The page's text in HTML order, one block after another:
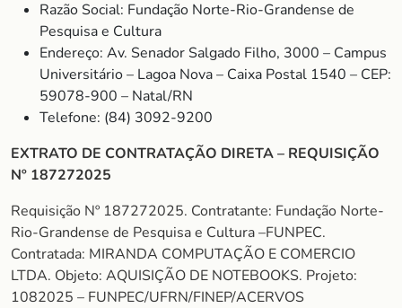
Razão Social: Fundação Norte-Rio-Grandense de
Pesquisa e Cultura
Endereço: Av. Senador Salgado Filho, 3000 – Campus
Universitário – Lagoa Nova – Caixa Postal 1540 – CEP:
59078-900 – Natal/RN
Telefone: (84) 3092-9200
EXTRATO DE CONTRATAÇÃO DIRETA – REQUISIÇÃO
Nº 187272025
Requisição Nº 187272025. Contratante: Fundação Norte-
Rio-Grandense de Pesquisa e Cultura –FUNPEC.
Contratada: MIRANDA COMPUTAÇÃO E COMERCIO
LTDA. Objeto: AQUISIÇÃO DE NOTEBOOKS. Projeto:
1082025 – FUNPEC/UFRN/FINEP/ACERVOS